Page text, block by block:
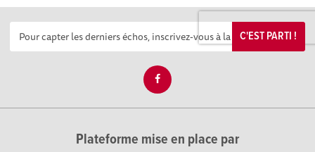
C'EST PARTI !
Plateforme mise en place par